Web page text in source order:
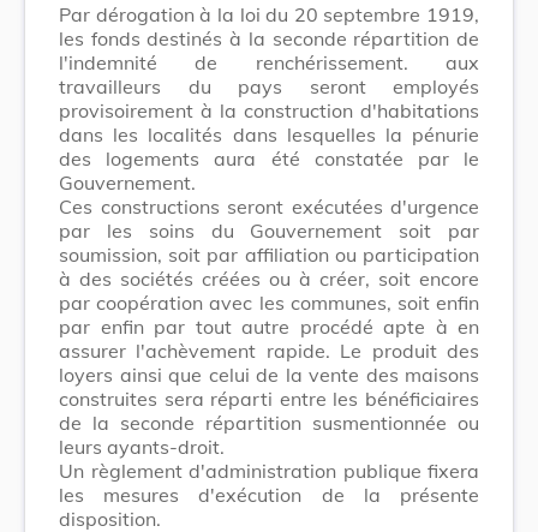
Par dérogation à la loi du 20 septembre 1919,
les fonds destinés à la seconde répartition de
l'indemnité de renchérissement. aux
travailleurs du pays seront employés
provisoirement à la construction d'habitations
dans les localités dans lesquelles la pénurie
des logements aura été constatée par le
Gouvernement.
Ces constructions seront exécutées d'urgence
par les soins du Gouvernement soit par
soumission, soit par affiliation ou participation
à des sociétés créées ou à créer, soit encore
par coopération avec les communes, soit enfin
par enfin par tout autre procédé apte à en
assurer l'achèvement rapide. Le produit des
loyers ainsi que celui de la vente des maisons
construites sera réparti entre les bénéficiaires
de la seconde répartition susmentionnée ou
leurs ayants-droit.
Un règlement d'administration publique fixera
les mesures d'exécution de la présente
disposition.